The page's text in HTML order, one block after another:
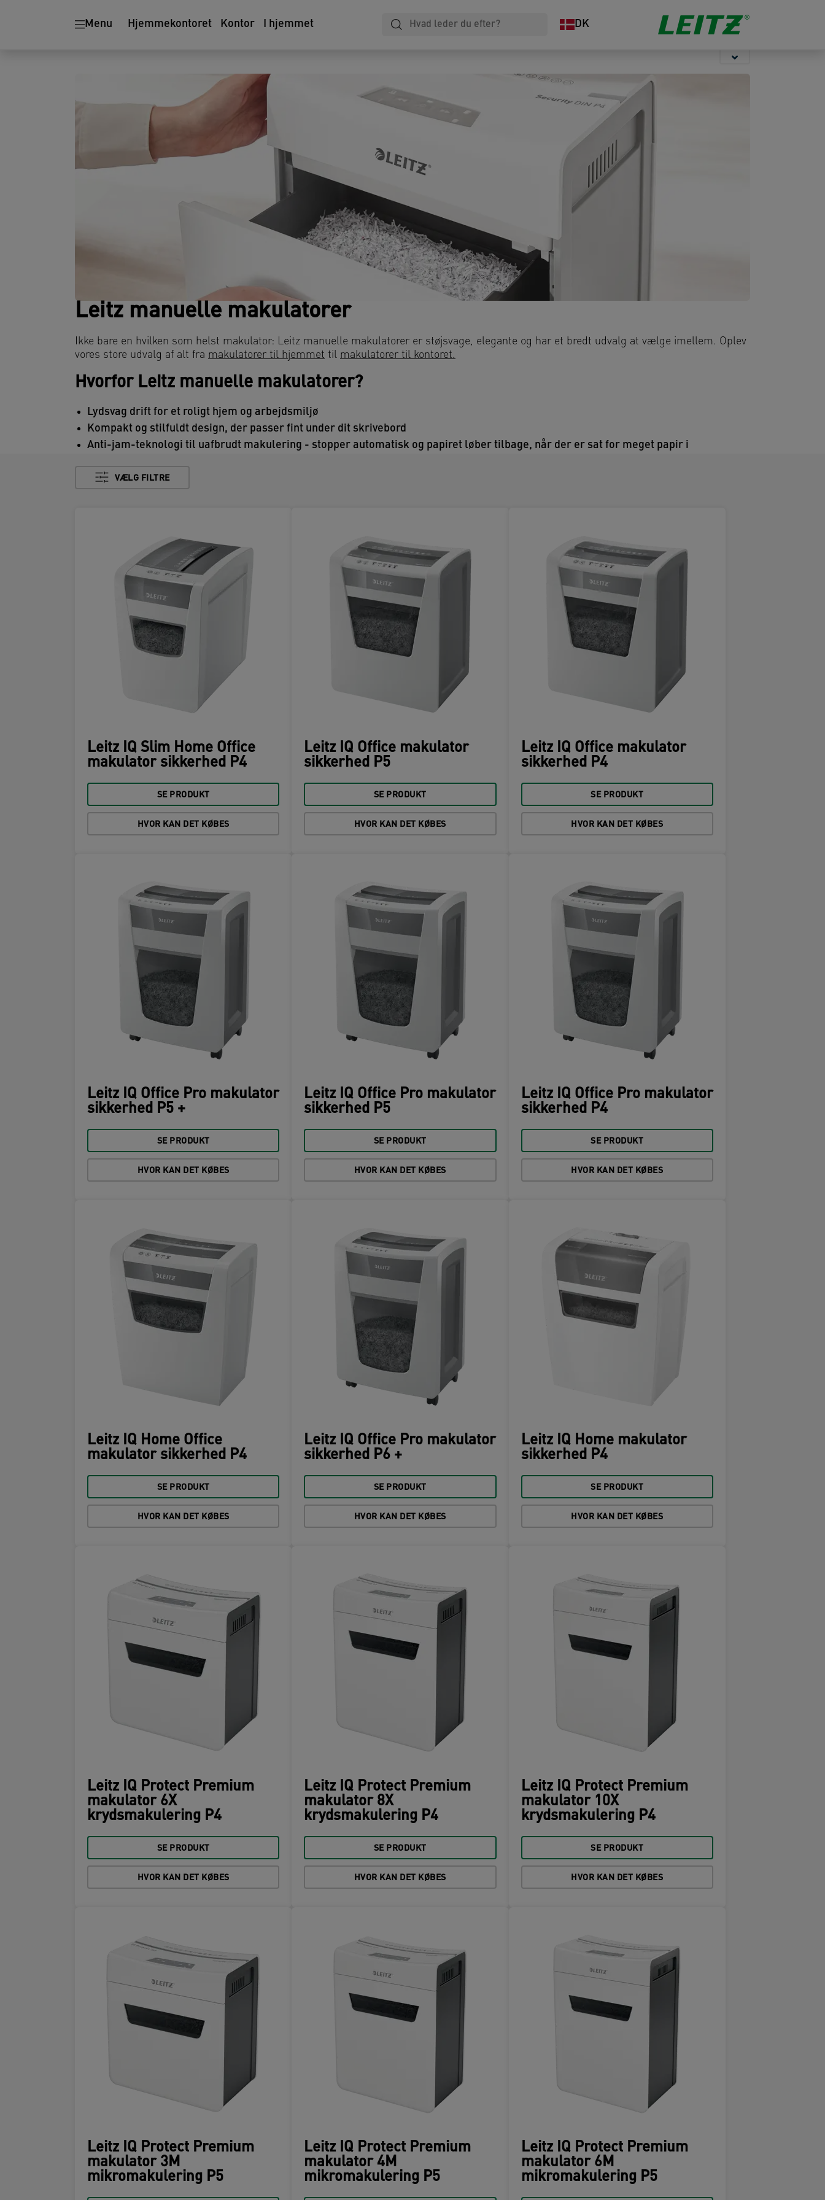
Menu Hjemmekontoret Kontor I hjemmet DK
Hæftning og
hulning
Leitz manuelle makulatorer
Ikke bare en hvilken som helst makulator: Leitz manuelle makulatorer er støjsvage, elegante og har et bredt udvalg at vælge imellem. Oplev
vores store udvalg af alt fra makulatorer til hjemmet til makulatorer til kontoret.
Hvorfor Leitz manuelle makulatorer?
Lydsvag drift for et roligt hjem og arbejdsmiljø
Kompakt og stilfuldt design, der passer fint under dit skrivebord
Anti-jam-teknologi til uafbrudt makulering - stopper automatisk og papiret løber tilbage, når der er sat for meget papir i
VÆLG FILTRE
Leitz IQ Slim Home Office
makulator sikkerhed P4
SE PRODUKT
HVOR KAN DET KØBES
Leitz IQ Office makulator
sikkerhed P5
SE PRODUKT
HVOR KAN DET KØBES
Leitz IQ Office makulator
sikkerhed P4
SE PRODUKT
HVOR KAN DET KØBES
Leitz IQ Office Pro makulator
sikkerhed P5 +
SE PRODUKT
HVOR KAN DET KØBES
Leitz IQ Office Pro makulator
sikkerhed P5
SE PRODUKT
HVOR KAN DET KØBES
Leitz IQ Office Pro makulator
sikkerhed P4
SE PRODUKT
HVOR KAN DET KØBES
Leitz IQ Home Office
makulator sikkerhed P4
SE PRODUKT
HVOR KAN DET KØBES
Leitz IQ Office Pro makulator
sikkerhed P6 +
SE PRODUKT
HVOR KAN DET KØBES
Leitz IQ Home makulator
sikkerhed P4
SE PRODUKT
HVOR KAN DET KØBES
Leitz IQ Protect Premium
makulator 6X
krydsmakulering P4
SE PRODUKT
HVOR KAN DET KØBES
Leitz IQ Protect Premium
makulator 8X
krydsmakulering P4
SE PRODUKT
HVOR KAN DET KØBES
Leitz IQ Protect Premium
makulator 10X
krydsmakulering P4
SE PRODUKT
HVOR KAN DET KØBES
Leitz IQ Protect Premium
makulator 3M
mikromakulering P5
Leitz IQ Protect Premium
makulator 4M
mikromakulering P5
Leitz IQ Protect Premium
makulator 6M
mikromakulering P5